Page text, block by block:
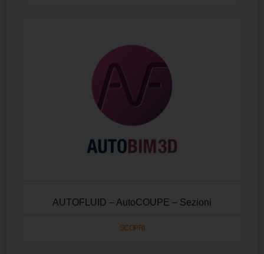
AUTOFLUID – AutoCOUPE – Sezioni
SCOPRI